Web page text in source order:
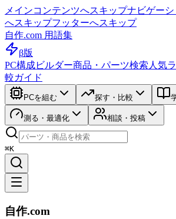
メインコンテンツへスキップナビゲー
へスキップフッターへスキップ
自作.com 用語集
β版
PC構成ビルダー商品・パーツ検索 人気
較ガイド
PCを組む 探す・比較
測る・最適化 相談・投稿
⌘K
自作.com